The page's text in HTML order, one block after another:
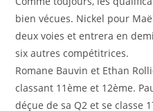
bien vécues. Nickel pour
deux voies et entrera en
six autres compétitrices.
Romane Bauvin et Ethan
classant 11ème et 12ème.
déçue de sa Q2 et se classe